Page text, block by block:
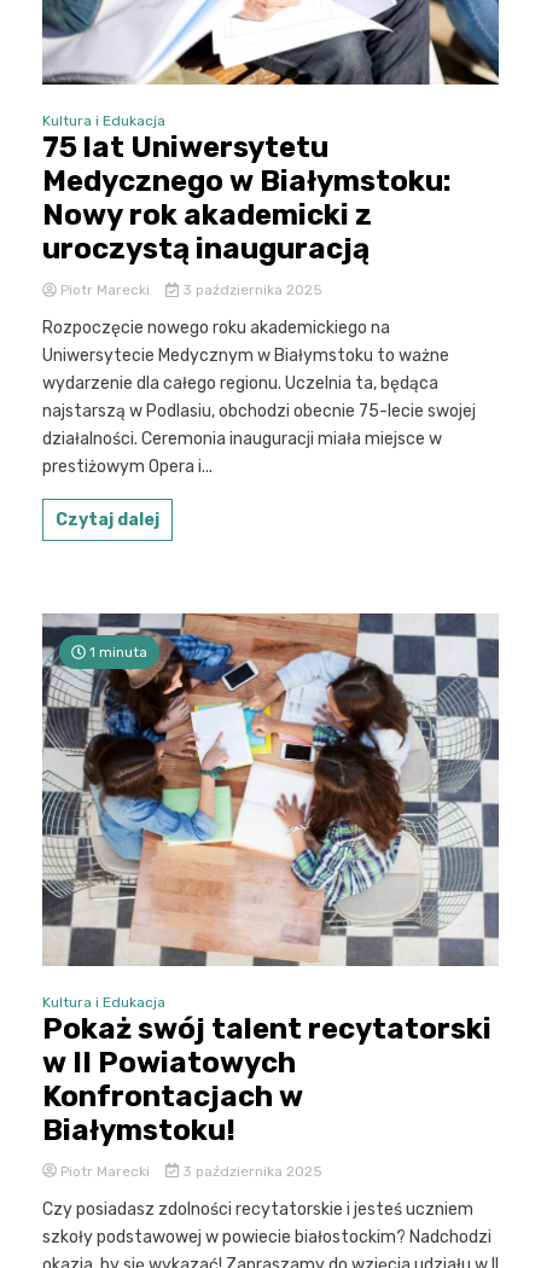
Kultura i Edukacja
75 lat Uniwersytetu
Medycznego w Białymstoku:
Nowy rok akademicki z
uroczystą inauguracją
Piotr Marecki 3 października 2025
Rozpoczęcie nowego roku akademickiego na
Uniwersytecie Medycznym w Białymstoku to ważne
wydarzenie dla całego regionu. Uczelnia ta, będąca
najstarszą w Podlasiu, obchodzi obecnie 75-lecie swojej
działalności. Ceremonia inauguracji miała miejsce w
prestiżowym Opera i...
Czytaj dalej
1 minuta
Kultura i Edukacja
Pokaż swój talent recytatorski
w II Powiatowych
Konfrontacjach w
Białymstoku!
Piotr Marecki 3 października 2025
Czy posiadasz zdolności recytatorskie i jesteś uczniem
szkoły podstawowej w powiecie białostockim? Nadchodzi